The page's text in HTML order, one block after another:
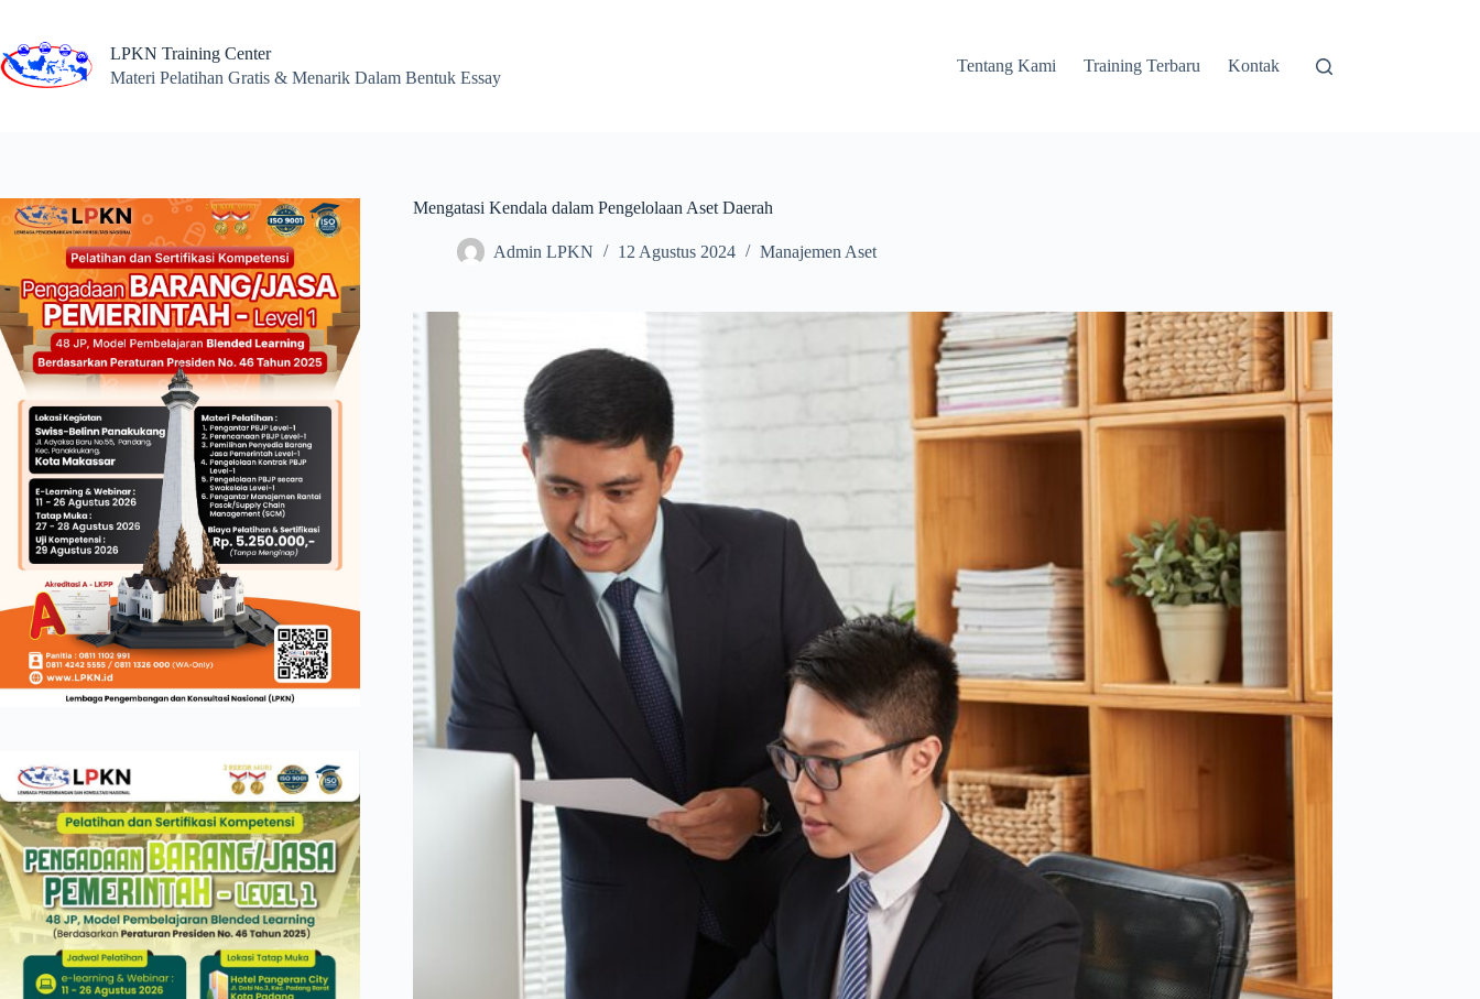
content
LPKN Training Center
Materi Pelatihan Gratis & Menarik Dalam Bentuk Essay
Tentang Kami Training Terbaru Kontak
Mengatasi Kendala dalam Pengelolaan Aset Daerah
Admin LPKN 12 Agustus 2024 Manajemen Aset